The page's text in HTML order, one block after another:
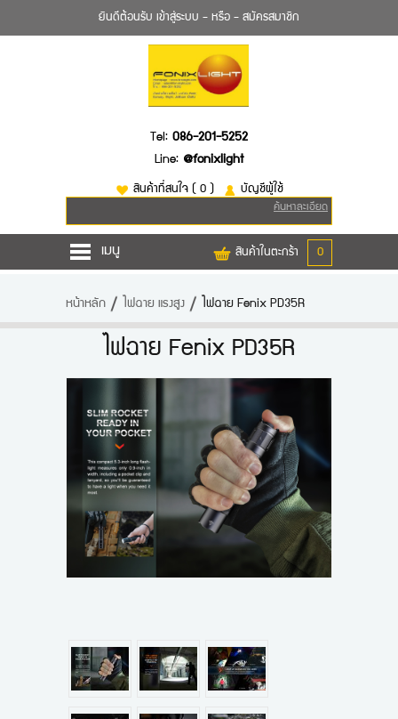
ยินดีต้อนรับ เข้าสู่ระบบ - หรือ - สมัครสมาชิก
Tel: 086-201-5252
Line: @fonixlight
สินค้าที่สนใจ ( 0 ) บัญชีผู้ใช้
สินค้าในตะกร้า 0
ค้นหาละเอียด
เมนู
สินค้า
บัญชีผู้ใช้
ติดต่อเรา
ขั้นตอนการสั่งซื้อ
แจ้งชำระเงิน
หน้าหลัก ไฟฉาย แรงสูง ไฟฉาย Fenix PD35R
ไฟฉาย Fenix PD35R